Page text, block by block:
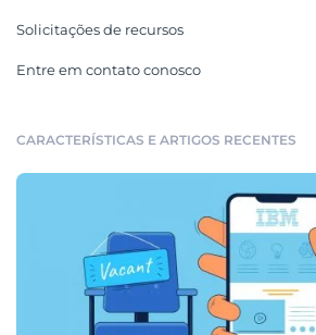
Solicitações de recursos
Entre em contato conosco
CARACTERÍSTICAS E ARTIGOS RECENTES